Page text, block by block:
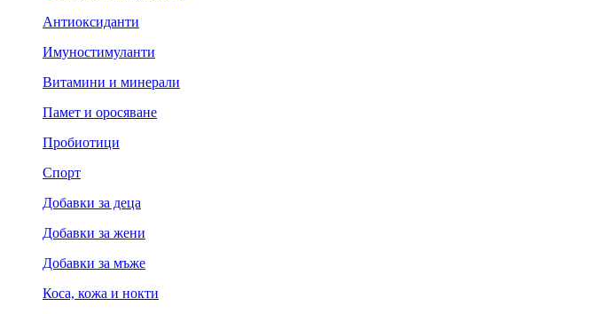
Антиоксиданти
Имуностимуланти
Витамини и минерали
Памет и оросяване
Пробиотици
Спорт
Добавки за деца
Добавки за жени
Добавки за мъже
Коса, кожа и нокти